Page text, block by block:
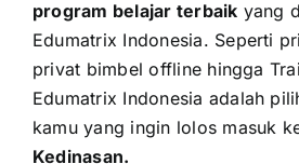
program belajar terbaik yang
Edumatrix Indonesia. Seperti
privat bimbel offline hingga
Edumatrix Indonesia adalah
kamu yang ingin lolos masuk
Kedinasan.